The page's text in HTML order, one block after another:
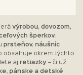
výrobou, dovozom,
šperkov.
prsteňov, náušníc
obsahuje okrem týchto
aj
retiazky – či už
pánske a detské